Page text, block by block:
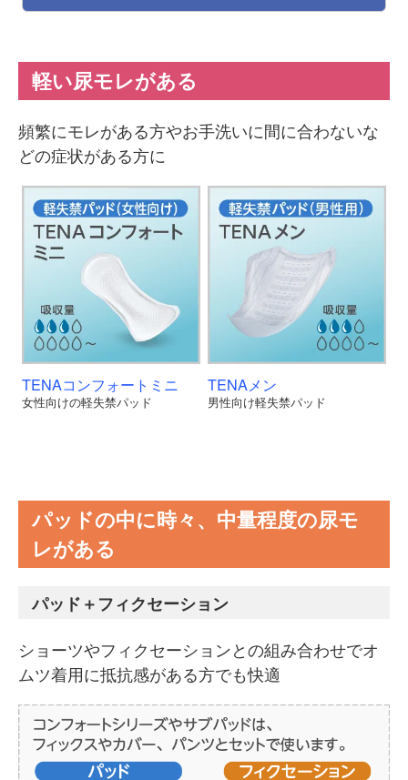
軽い尿モレがある
頻繁にモレがある方やお手洗いに間に合わないな
どの症状がある方に
TENAコンフォートミニ
女性向けの軽失禁パッド
TENAメン
男性向け軽失禁パッド
パッドの中に時々、中量程度の尿モ
レがある
パッド＋フィクセーション
ショーツやフィクセーションとの組み合わせでオ
ムツ着用に抵抗感がある方でも快適